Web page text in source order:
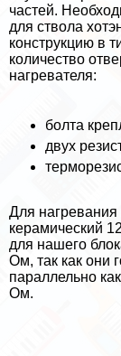
частей.
для ствола
конструкцию в
количество
нагревателя:
болта
двух
Для
керамический
для нашего
Ом, так как они
параллельно
Ом.